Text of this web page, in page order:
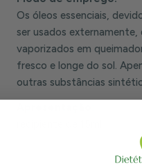
Os óleos essenciais,
ser usados ​​externamente,
vaporizados em
fresco e longe do sol.
outras substâncias